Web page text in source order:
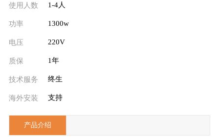
使用人数 1-4人
功率 1300w
电压 220V
质保 1年
技术服务 终生
海外安装 支持
产品介绍